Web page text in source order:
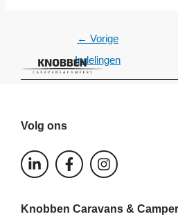
← Vorige
Indelingen
Volg ons
L
i
e
F
a
b
I
n
a
Knobben Caravans &